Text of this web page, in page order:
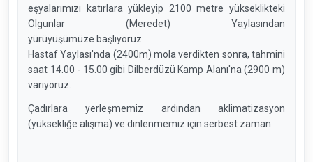
eşyalarımızı katırlara yükleyip 2100 metre yükseklikteki
Olgunlar (Meredet) Yaylasından
yürüyüşümüze başlıyoruz.
Hastaf Yaylası'nda (2400m) mola verdikten sonra, tahmini
saat 14.00 - 15.00 gibi Dilberdüzü Kamp Alanı'na (2900 m)
varıyoruz.
Çadırlara yerleşmemiz ardından aklimatizasyon
(yüksekliğe alışma) ve dinlenmemiz için serbest zaman.